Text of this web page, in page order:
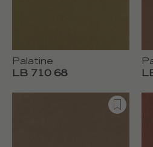
Palatine
LB 710 68